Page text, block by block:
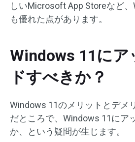
しいMicrosoft App Storeなど
も優れた点があります。
Windows 11にア
ドすべきか？
Windows 11のメリットとデメ
だところで、Windows 11にア
か、という疑問が生じます。